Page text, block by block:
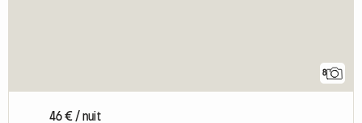
8
46 € / nuit